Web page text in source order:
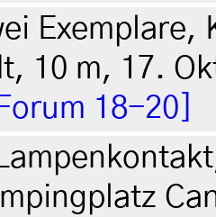
Exemplare,
10 m, 17.
18-20]